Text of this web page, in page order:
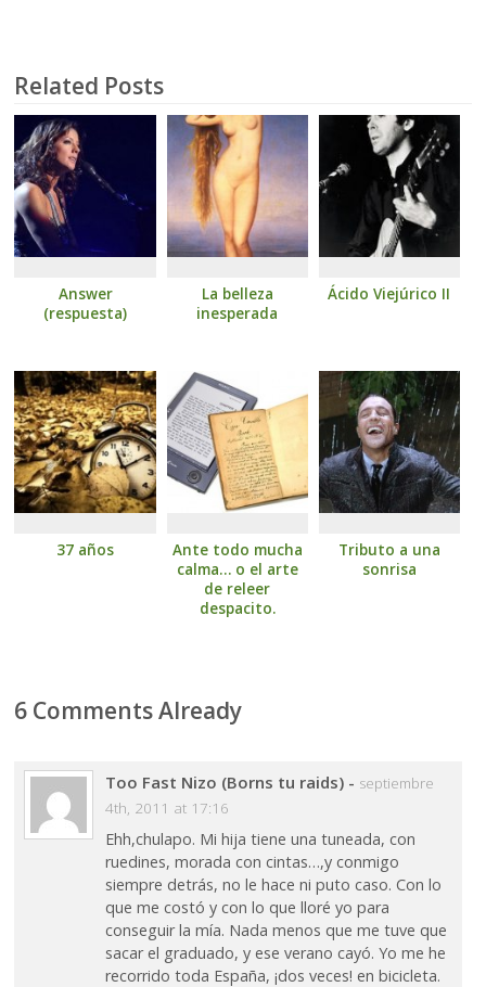
Related Posts
Answer
(respuesta)
La belleza
inesperada
Ácido Viejúrico II
37 años
Ante todo mucha
calma… o el arte
de releer
despacito.
Tributo a una
sonrisa
6 Comments Already
Too Fast Nizo (Borns tu raids) - septiembre
4th, 2011 at 17:16
Ehh,chulapo. Mi hija tiene una tuneada, con
ruedines, morada con cintas…,y conmigo
siempre detrás, no le hace ni puto caso. Con lo
que me costó y con lo que lloré yo para
conseguir la mía. Nada menos que me tuve que
sacar el graduado, y ese verano cayó. Yo me he
recorrido toda España, ¡dos veces! en bicicleta.